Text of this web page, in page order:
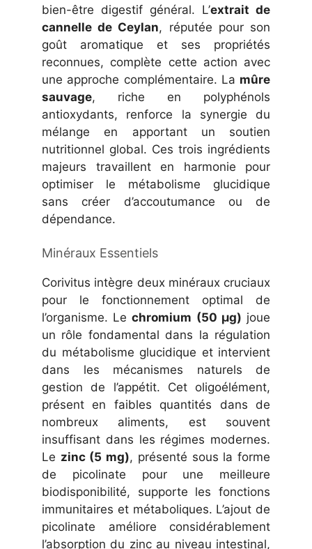
bien-être digestif général. L’extrait de
cannelle de Ceylan, réputée pour son
goût aromatique et ses propriétés
reconnues, complète cette action avec
une approche complémentaire. La mûre
sauvage, riche en polyphénols
antioxydants, renforce la synergie du
mélange en apportant un soutien
nutritionnel global. Ces trois ingrédients
majeurs travaillent en harmonie pour
optimiser le métabolisme glucidique
sans créer d’accoutumance ou de
dépendance.
Minéraux Essentiels
Corivitus intègre deux minéraux cruciaux
pour le fonctionnement optimal de
l’organisme. Lechromium (50 µg) joue
un rôle fondamental dans la régulation
du métabolisme glucidique et intervient
dans les mécanismes naturels de
gestion de l’appétit. Cet oligoélément,
présent en faibles quantités dans de
nombreux aliments, est souvent
insuffisant dans les régimes modernes.
Le zinc (5 mg), présenté sous la forme
de picolinate pour une meilleure
biodisponibilité, supporte les fonctions
immunitaires et métaboliques. L’ajout de
picolinate améliore considérablement
l’absorption du zinc au niveau intestinal,